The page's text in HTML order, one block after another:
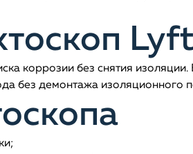
Lyft
коррозии без снятия
без демонтажа изоляционного